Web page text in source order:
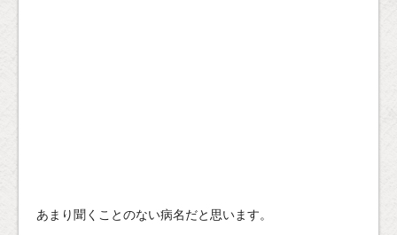
あまり聞くことのない病名だと思います。